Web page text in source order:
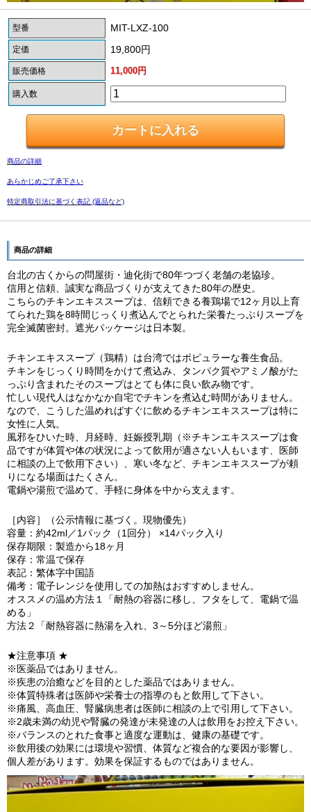
型番 MIT-LXZ-100
定価 19,800円
販売価格 11,000円
購入数
商品の詳細
あらかじめご了承下さい
特定商取引法に基づく表記 (返品など)
商品の詳細
台北の古くからの問屋街・迪化街で80年つづく老舗の老協珍。
信用と信頼、誠実な商品づくりが支えてきた80年の歴史。
こちらのチキンエキススープは、信頼できる養鶏場で12ヶ月以上育
てられた鶏を8時間じっくり煮込んでとられた栄養たっぷりスープを
完全滅菌密封。遮光パッケージは日本製。
チキンエキススープ（鶏精）は台湾ではポピュラーな養生食品。
チキンをじっくり時間をかけて煮込み、タンパク質やアミノ酸がた
っぷり含まれたそのスープはとても体に良い飲み物です。
忙しい現代人はなかなか自宅でチキンを煮込む時間がありません。
なので、こうした温めればすぐに飲めるチキンエキススープは特に
女性に人気。
風邪をひいた時、月経時、妊娠授乳期（※チキンエキススープは食
品ですが体質や体の状況によって飲用が適さない人もいます、医師
に相談の上で飲用下さい）、寒い冬など、チキンエキススープが頼
りになる場面はたくさん。
電鍋や湯煎で温めて、手軽に身体を中から支えます。
［内容］（公示情報に基づく。現物優先）
容量：約42ml／1パック（1回分） ×14パック入り
保存期限：製造から18ヶ月
保存：常温で保存
表記：繁体字中国語
備考：電子レンジを使用しての加熱はおすすめしません。
オススメの温め方法１「耐熱の容器に移し、フタをして、電鍋で温
める」
方法２「耐熱容器に熱湯を入れ、3～5分ほど湯煎」
★注意事項 ★
※医薬品ではありません。
※疾患の治癒などを目的とした薬品ではありません。
※体質特殊者は医師や栄養士の指導のもと飲用して下さい。
※痛風、高血圧、腎臓病患者は医師に相談の上で引用して下さい。
※2歳未満の幼児や腎臓の発達が未発達の人は飲用をお控え下さい。
※バランスのとれた食事と適度な運動は、健康の基礎です。
※飲用後の効果には環境や習慣、体質など複合的な要因が影響し、
個人差があります。効果を保証するものではありません。